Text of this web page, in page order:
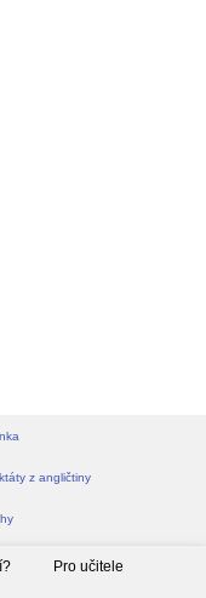
z angličtiny
Pro učitele